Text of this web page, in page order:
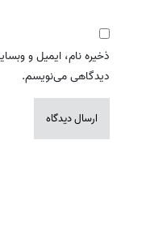
ذخیره نام، ایمیل و
دیدگاهی می‌نویسم.